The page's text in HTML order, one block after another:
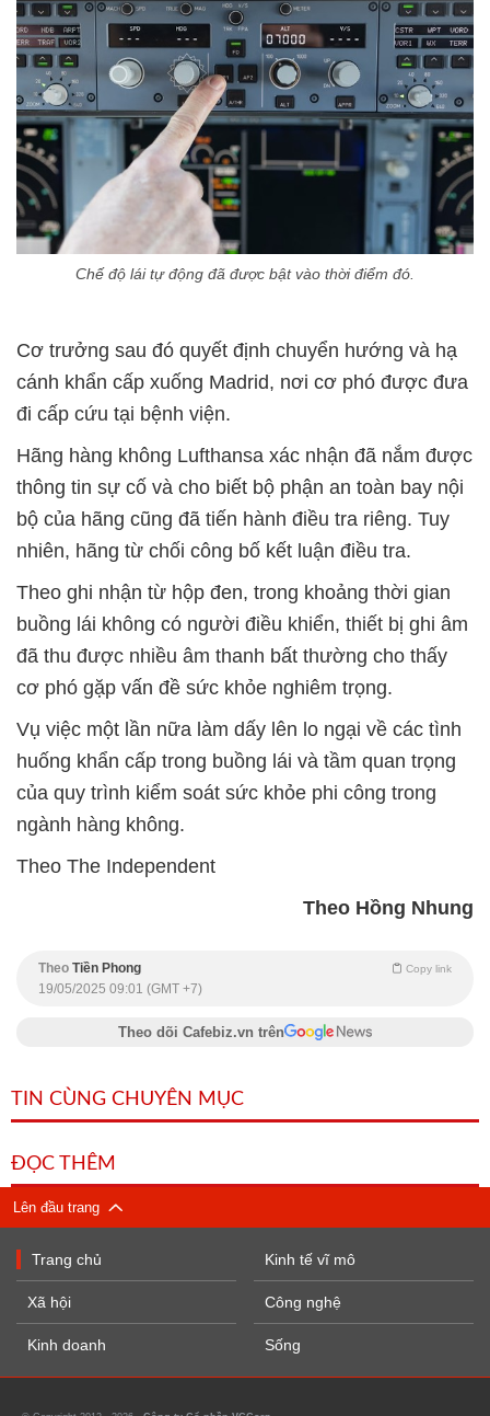
Chế độ lái tự động đã được bật vào thời điểm đó.
Cơ trưởng sau đó quyết định chuyển hướng và hạ
cánh khẩn cấp xuống Madrid, nơi cơ phó được đưa
đi cấp cứu tại bệnh viện.
Hãng hàng không Lufthansa xác nhận đã nắm được
thông tin sự cố và cho biết bộ phận an toàn bay nội
bộ của hãng cũng đã tiến hành điều tra riêng. Tuy
nhiên, hãng từ chối công bố kết luận điều tra.
Theo ghi nhận từ hộp đen, trong khoảng thời gian
buồng lái không có người điều khiển, thiết bị ghi âm
đã thu được nhiều âm thanh bất thường cho thấy
cơ phó gặp vấn đề sức khỏe nghiêm trọng.
Vụ việc một lần nữa làm dấy lên lo ngại về các tình
huống khẩn cấp trong buồng lái và tầm quan trọng
của quy trình kiểm soát sức khỏe phi công trong
ngành hàng không.
Theo The Independent
Theo Hồng Nhung
Theo Tiền Phong Copy link
19/05/2025 09:01 (GMT +7)
Theo dõi Cafebiz.vn trên
TIN CÙNG CHUYÊN MỤC
ĐỌC THÊM
Lên đầu trang
Trang chủ
Xã hội
Kinh doanh
Kinh tế vĩ mô
Công nghệ
Sống